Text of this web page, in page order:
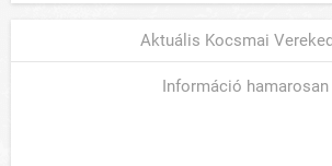
Aktuális Kocsmai
Információ hamarosan